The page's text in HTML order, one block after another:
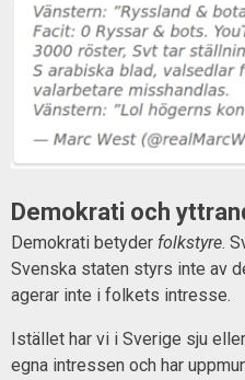
Demokrati och
Demokrati betyder folkstyre.
Svenska staten styrs inte av
agerar inte i folkets intresse.
Istället har vi i Sverige sju
egna intressen och har